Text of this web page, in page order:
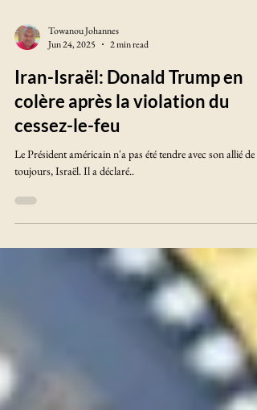
Jun 24, 2025
2 min read
Iran-Israël: Donald Trump en
colère après la violation du
cessez-le-feu
toujours, Israël. Il a déclaré..